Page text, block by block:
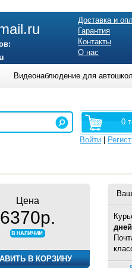
Ваш
Цена
6370р.
Доставка и
Гарантия
Контакты
О нас
Видеонаблюдение для автошкол
0
Войти